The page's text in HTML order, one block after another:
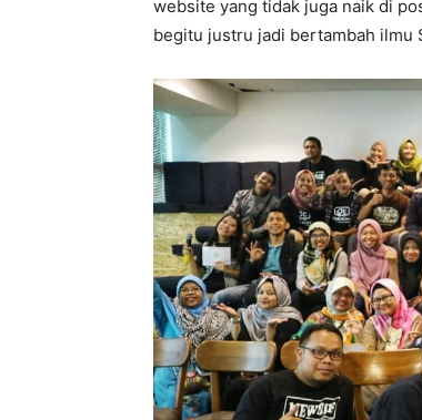
website yang tidak juga naik di
begitu justru jadi bertambah ilmu